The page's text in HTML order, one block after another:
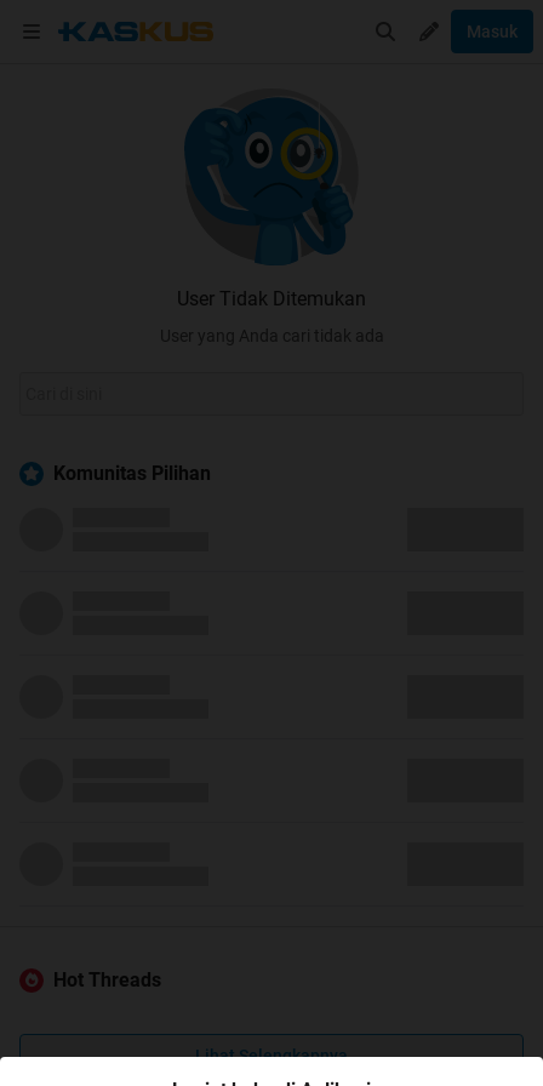
Masuk
User Tidak Ditemukan
User yang Anda cari tidak ada
Komunitas Pilihan
Hot Threads
Lihat Selengkapnya